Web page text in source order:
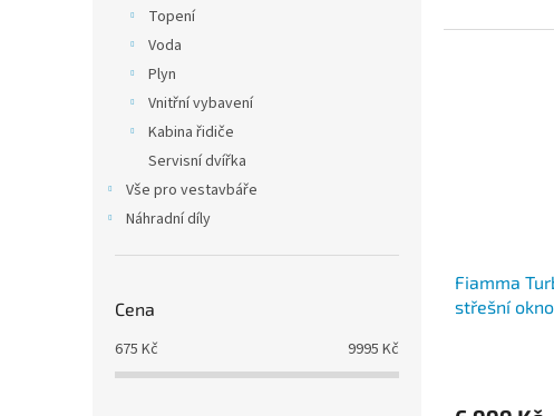
Topení
Voda
Plyn
Vnitřní vybavení
Kabina řidiče
Servisní dvířka
Vše pro vestavbáře
Náhradní díly
Cena
675 Kč 9995 Kč
Fiamma
střešní